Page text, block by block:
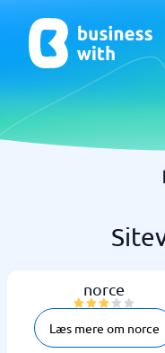
norce
Læs mere om norce